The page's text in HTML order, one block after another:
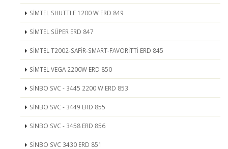
SİMTEL SHUTTLE 1200 W ERD 849
SİMTEL SÜPER ERD 847
SİMTEL T2002-SAFİR-SMART-FAVORİTTİ ERD 845
SİMTEL VEGA 2200W ERD 850
SİNBO SVC - 3445 2200 W ERD 853
SİNBO SVC - 3449 ERD 855
SİNBO SVC - 3458 ERD 856
SİNBO SVC 3430 ERD 851